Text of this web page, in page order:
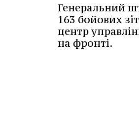
Генеральний
163 бойових
центр
на фронті.